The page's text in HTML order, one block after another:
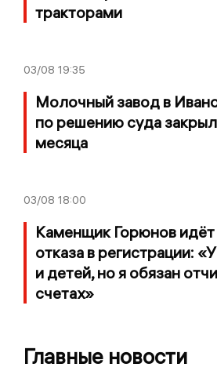
тракторами
03/08 19:35
Молочный завод в
по решению суда
месяца
03/08 18:00
Каменщик Горюнов идёт
отказа в регистрации:
и детей, но я обязан
счетах»
Главные новости